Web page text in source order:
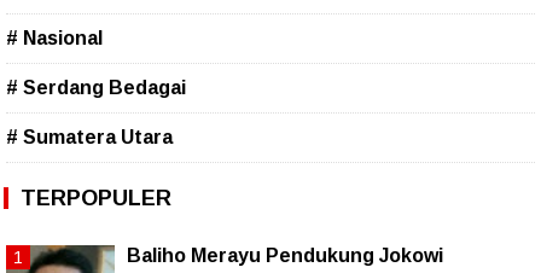
# Nasional
# Serdang Bedagai
# Sumatera Utara
TERPOPULER
Baliho Merayu Pendukung Jokowi